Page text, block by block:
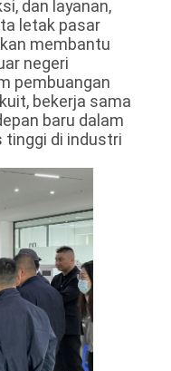
dan layanan,
letak pasar
membantu
negeri
pembuangan
bekerja sama
baru dalam
tinggi di industri